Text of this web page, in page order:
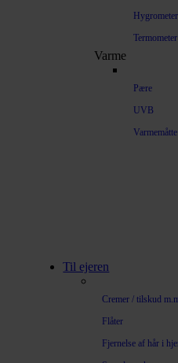
Termometer
Varme
Pære
UVB
Varmemåtte
Til ejeren
Cremer / tilskud
Flåter
Fjernelse af hår i